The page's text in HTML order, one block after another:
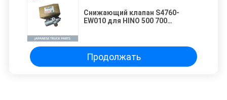
Снижающий клапан S4760-
EW010 для HINO 500 700
Продолжать